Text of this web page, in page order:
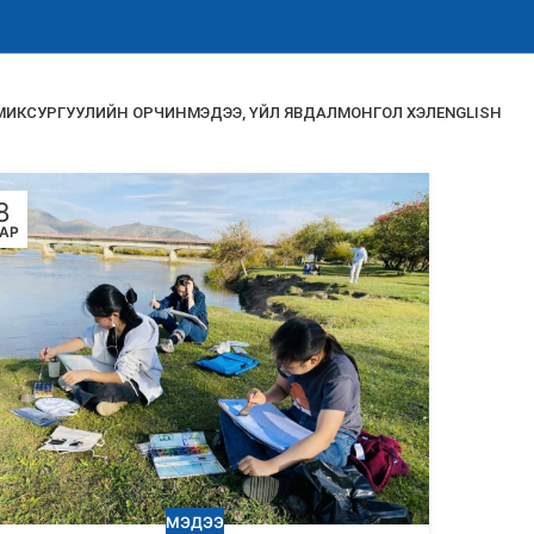
СУРГУУЛИЙН ОРЧИНМЭДЭЭ, ҮЙЛ ЯВДАЛМОНГОЛ ХЭЛENGLISH
МЭДЭЭ